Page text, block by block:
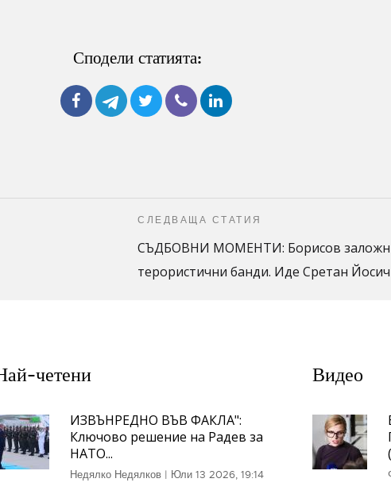
Сподели статията:
СЛЕДВАЩА СТАТИЯ
СЪДБОВНИ МОМЕНТИ: Борисов
терористични банди. Иде Сретан Йосич
четени
ИЗВЪНРЕДНО ВЪВ ФАКЛА":
Ключово решение на Радев за
НАТО...
Недялко Недялков | Юли 13 2026, 19:14
Видео